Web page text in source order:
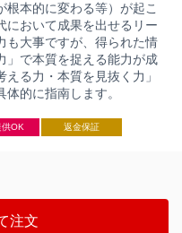
本的に変わる等）が起こ
において成果を出せるリー
も大事ですが、得られた情
」で本質を捉える能力が成
る力・本質を見抜く力」
的に指南します。
供OK 返金保証
注文